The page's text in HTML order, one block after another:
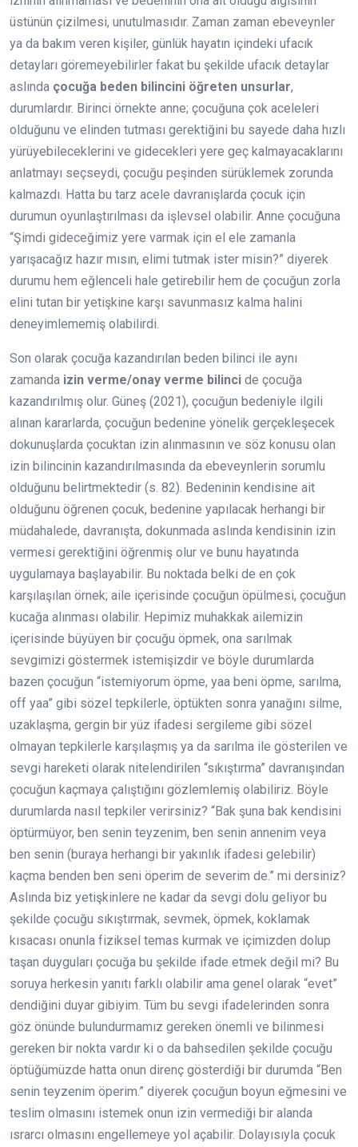
üstünün çizilmesi, unutulmasıdır. Zaman zaman ebeveynler
ya da bakım veren kişiler, günlük hayatın içindeki ufacık
detayları göremeyebilirler fakat bu şekilde ufacık detaylar
aslında çocuğa beden bilincini öğreten unsurlar,
durumlardır. Birinci örnekte anne; çocuğuna çok aceleleri
olduğunu ve elinden tutması gerektiğini bu sayede daha hızlı
yürüyebileceklerini ve gidecekleri yere geç kalmayacaklarını
anlatmayı seçseydi, çocuğu peşinden sürüklemek zorunda
kalmazdı. Hatta bu tarz acele davranışlarda çocuk için
durumun oyunlaştırılması da işlevsel olabilir. Anne çocuğuna
“Şimdi gideceğimiz yere varmak için el ele zamanla
yarışacağız hazır mısın, elimi tutmak ister misin?” diyerek
durumu hem eğlenceli hale getirebilir hem de çocuğun zorla
elini tutan bir yetişkine karşı savunmasız kalma halini
deneyimlememiş olabilirdi.
Son olarak çocuğa kazandırılan beden bilinci ile aynı
zamanda izin verme/onay verme bilinci de çocuğa
kazandırılmış olur. Güneş (2021), çocuğun bedeniyle ilgili
alınan kararlarda, çocuğun bedenine yönelik gerçekleşecek
dokunuşlarda çocuktan izin alınmasının ve söz konusu olan
izin bilincinin kazandırılmasında da ebeveynlerin sorumlu
olduğunu belirtmektedir (s. 82). Bedeninin kendisine ait
olduğunu öğrenen çocuk, bedenine yapılacak herhangi bir
müdahalede, davranışta, dokunmada aslında kendisinin izin
vermesi gerektiğini öğrenmiş olur ve bunu hayatında
uygulamaya başlayabilir. Bu noktada belki de en çok
karşılaşılan örnek; aile içerisinde çocuğun öpülmesi, çocuğun
kucağa alınması olabilir. Hepimiz muhakkak ailemizin
içerisinde büyüyen bir çocuğu öpmek, ona sarılmak
sevgimizi göstermek istemişizdir ve böyle durumlarda
bazen çocuğun “istemiyorum öpme, yaa beni öpme, sarılma,
off yaa” gibi sözel tepkilerle, öptükten sonra yanağını silme,
uzaklaşma, gergin bir yüz ifadesi sergileme gibi sözel
olmayan tepkilerle karşılaşmış ya da sarılma ile gösterilen ve
sevgi hareketi olarak nitelendirilen “sıkıştırma” davranışından
çocuğun kaçmaya çalıştığını gözlemlemiş olabiliriz. Böyle
durumlarda nasıl tepkiler verirsiniz? “Bak şuna bak kendisini
öptürmüyor, ben senin teyzenim, ben senin annenim veya
ben senin (buraya herhangi bir yakınlık ifadesi gelebilir)
kaçma benden ben seni öperim de severim de.” mi dersiniz?
Aslında biz yetişkinlere ne kadar da sevgi dolu geliyor bu
şekilde çocuğu sıkıştırmak, sevmek, öpmek, koklamak
kısacası onunla fiziksel temas kurmak ve içimizden dolup
taşan duyguları çocuğa bu şekilde ifade etmek değil mi? Bu
soruya herkesin yanıtı farklı olabilir ama genel olarak “evet”
dendiğini duyar gibiyim. Tüm bu sevgi ifadelerinden sonra
göz önünde bulundurmamız gereken önemli ve bilinmesi
gereken bir nokta vardır ki o da bahsedilen şekilde çocuğu
öptüğümüzde hatta onun direnç gösterdiği bir durumda “Ben
senin teyzenim öperim.” diyerek çocuğun boyun eğmesini ve
teslim olmasını istemek onun izin vermediği bir alanda
ısrarcı olmasını engellemeye yol açabilir. Dolayısıyla çocuk